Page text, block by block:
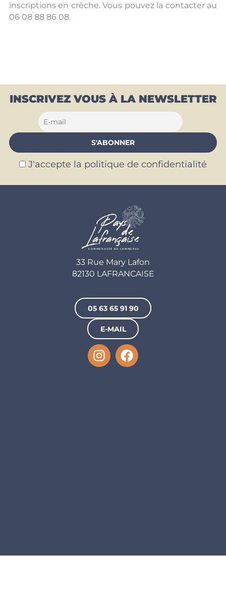
inscriptions en crèche. Vous pouvez la contacter au
06 08 88 86 08.
INSCRIVEZ VOUS À LA NEWSLETTER
J'accepte la politique de confidentialité
33 Rue Mary Lafon
82130 LAFRANCAISE
05 63 65 91 90
E-MAIL